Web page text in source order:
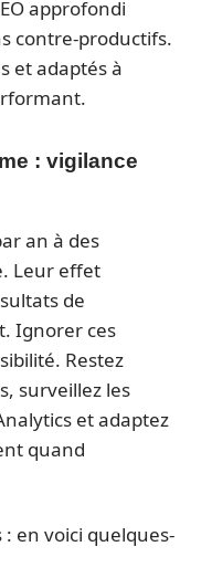
approfondi
contre-productifs.
et adaptés à
: vigilance
an à des
Leur effet
de
Ignorer ces
Restez
surveillez les
et adaptez
quand
en voici quelques-